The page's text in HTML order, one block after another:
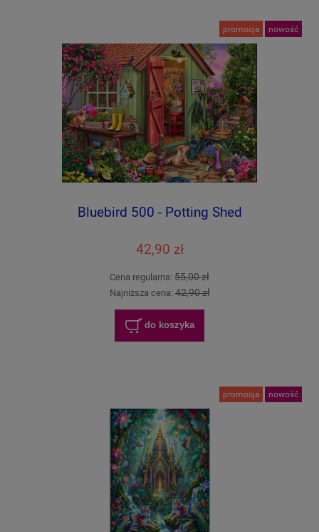
Bluebird 500 - Potting Shed
42,90 zł
Cena regularna: 55,00 zł
Najniższa cena:42,90 zł
do koszyka
promocja nowość
promocja nowość